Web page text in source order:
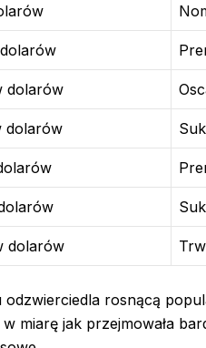
dolarów
dolarów
dolarów
rosnącą
miarę jak przejmowała